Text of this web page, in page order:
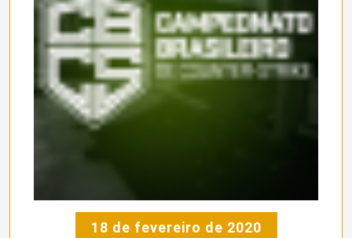
18 de fevereiro de 2020